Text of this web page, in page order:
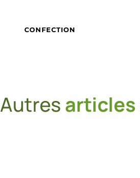
CONFECTION
Autresarticles